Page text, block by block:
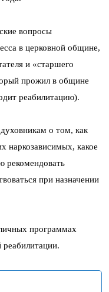
вопросы
в церковной общине,
и «старшего
прожил в общине
реабилитацию).
о том, как
наркозависимых, какое
рекомендовать
при назначении
программах
реабилитации.